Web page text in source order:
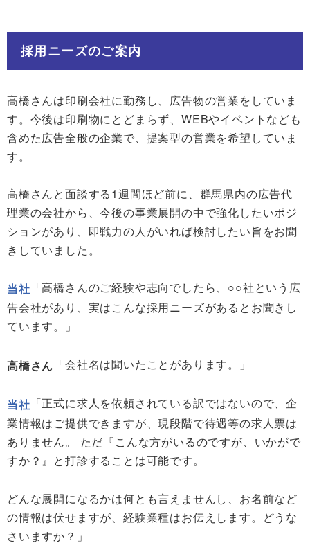
採用ニーズのご案内
高橋さんは印刷会社に勤務し、広告物の営業をしていま
す。今後は印刷物にとどまらず、WEBやイベントなども
含めた広告全般の企業で、提案型の営業を希望していま
す。
高橋さんと面談する1週間ほど前に、群馬県内の広告代
理業の会社から、今後の事業展開の中で強化したいポジ
ションがあり、即戦力の人がいれば検討したい旨をお聞
きしていました。
当社 「高橋さんのご経験や志向でしたら、○○社という広
告会社があり、実はこんな採用ニーズがあるとお聞きし
ています。」
高橋さん 「会社名は聞いたことがあります。」
当社 「正式に求人を依頼されている訳ではないので、企
業情報はご提供できますが、現段階で待遇等の求人票は
ありません。 ただ『こんな方がいるのですが、いかがで
すか？』と打診することは可能です。
どんな展開になるかは何とも言えませんし、お名前など
の情報は伏せますが、経験業種はお伝えします。どうな
さいますか？」